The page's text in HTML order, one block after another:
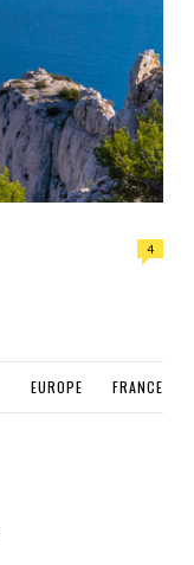
4
EUROPE FRANCE